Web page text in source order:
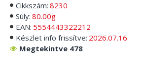
Cikkszám: 8230
Súly: 80.00g
EAN: 5554443322212
Készlet info frissítve: 2026.07.16
Megtekintve 478